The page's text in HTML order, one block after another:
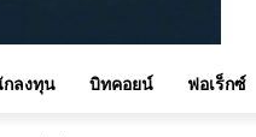
ลงทุน บิทคอยน์ ฟอเร็กซ์